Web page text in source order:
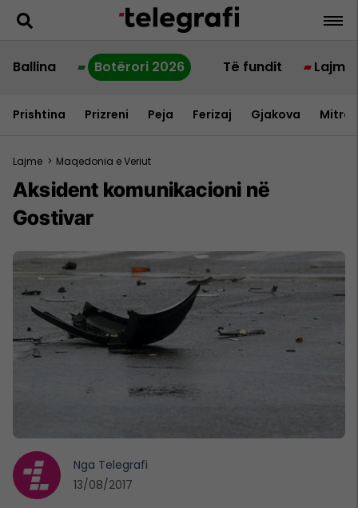
Ballina Botërori 2026 Të fundit Lajme
Prishtina Prizreni Peja Ferizaj Gjakova
Lajme > Maqedonia e Veriut
Aksident komunikacioni në
Gostivar
Nga Telegrafi
13/08/2017